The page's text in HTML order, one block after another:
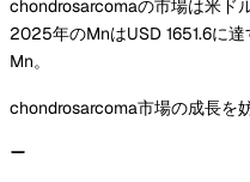
chondrosarcomaの市場は米ド
2025年のMnはUSD 1651.6に
Mn。
chondrosarcoma市場の成長を